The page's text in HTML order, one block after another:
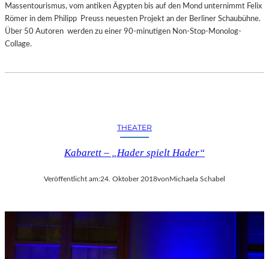
Massentourismus, vom antiken Ägypten bis auf den Mond unternimmt Felix
Römer in dem Philipp Preuss neuesten Projekt an der Berliner Schaubühne.
Über 50 Autoren werden zu einer 90-minutigen Non-Stop-Monolog-
Collage.
THEATER
Kabarett – „Hader spielt Hader“
Veröffentlicht am:24. Oktober 2018vonMichaela Schabel